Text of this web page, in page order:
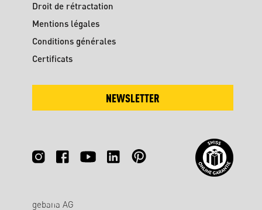
Droit de rétractation
Mentions légales
Conditions générales
Certificats
NEWSLETTER
gebana AG